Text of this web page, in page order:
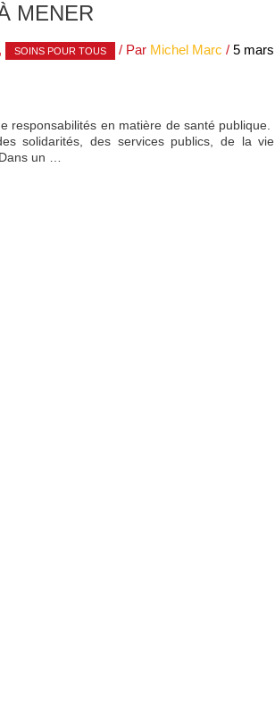
MENER
, SOINS POUR TOUS / Par Michel Marc / 5 mars
responsabilités en matière de santé publique.
solidarités, des services publics, de la vie
un …